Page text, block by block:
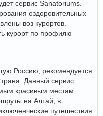
сервис Sanatoriums.
оздоровительных
воз курортов.
курорт по профилю
Россию, рекомендуется
Данный сервис
красивым местам.
на Алтай, в
путешествия